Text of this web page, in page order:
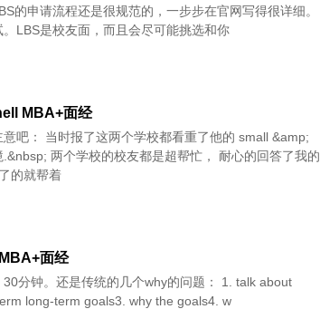
的申请流程还是很规范的，一步步在官网写得很详细。
LBS是校友面，而且会尽可能挑选和你
MBA+面经
吧： 当时报了这两个学校都看重了他的 small &amp;
两个学校的校友都是超帮忙， 耐心的回答了我的
的就帮着
面经
分钟。还是传统的几个why的问题： 1. talk about
long-term goals3. why the goals4. w